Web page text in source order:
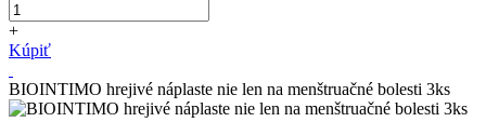
+
Kúpiť
BIOINTIMO hrejivé náplaste nie len na menštruačné bolesti 3ks